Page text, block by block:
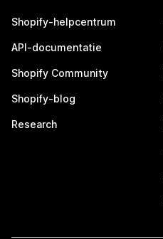
Shopify-helpcentrum
API-documentatie
Shopify Community
Shopify-blog
Research